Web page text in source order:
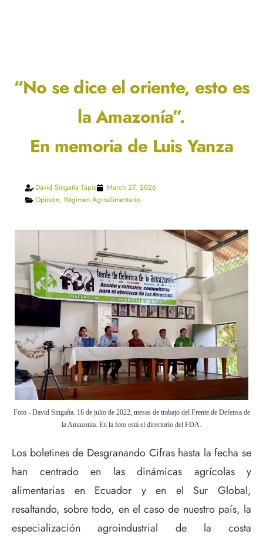
“No se dice el oriente, esto es
la Amazonía”.
En memoria de Luis Yanza
David Singaña Tapia
March 27, 2026
Opinión, Régimen Agroalimentario
Foto - David Singaña. 18 de julio de 2022, mesas de trabajo del Frente de Defensa de
la Amazonia. En la foto está el directorio del FDA.
Los boletines de Desgranando Cifras hasta la fecha se
han centrado en las dinámicas agrícolas y
alimentarias en Ecuador y en el Sur Global,
resaltando, sobre todo, en el caso de nuestro país, la
especialización agroindustrial de la costa